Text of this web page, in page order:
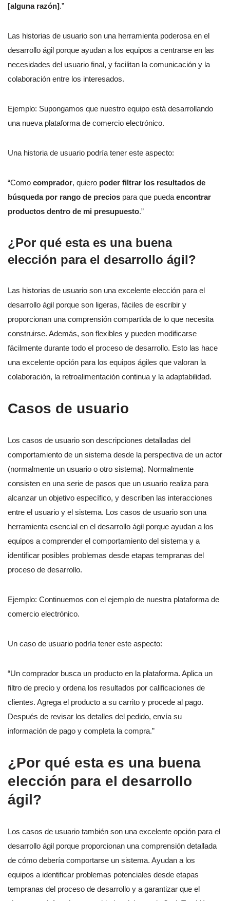
[alguna razón].”
Las historias de usuario son una herramienta poderosa en el
desarrollo ágil porque ayudan a los equipos a centrarse en las
necesidades del usuario final, y facilitan la comunicación y la
colaboración entre los interesados.
Ejemplo: Supongamos que nuestro equipo está desarrollando
una nueva plataforma de comercio electrónico.
Una historia de usuario podría tener este aspecto:
“Como comprador, quiero poder filtrar los resultados de
búsqueda por rango de precios para que pueda encontrar
productos dentro de mi presupuesto.”
¿Por qué esta es una buena
elección para el desarrollo ágil?
Las historias de usuario son una excelente elección para el
desarrollo ágil porque son ligeras, fáciles de escribir y
proporcionan una comprensión compartida de lo que necesita
construirse. Además, son flexibles y pueden modificarse
fácilmente durante todo el proceso de desarrollo. Esto las hace
una excelente opción para los equipos ágiles que valoran la
colaboración, la retroalimentación continua y la adaptabilidad.
Casos de usuario
Los casos de usuario son descripciones detalladas del
comportamiento de un sistema desde la perspectiva de un actor
(normalmente un usuario o otro sistema). Normalmente
consisten en una serie de pasos que un usuario realiza para
alcanzar un objetivo específico, y describen las interacciones
entre el usuario y el sistema. Los casos de usuario son una
herramienta esencial en el desarrollo ágil porque ayudan a los
equipos a comprender el comportamiento del sistema y a
identificar posibles problemas desde etapas tempranas del
proceso de desarrollo.
Ejemplo: Continuemos con el ejemplo de nuestra plataforma de
comercio electrónico.
Un caso de usuario podría tener este aspecto:
“Un comprador busca un producto en la plataforma. Aplica un
filtro de precio y ordena los resultados por calificaciones de
clientes. Agrega el producto a su carrito y procede al pago.
Después de revisar los detalles del pedido, envía su
información de pago y completa la compra.”
¿Por qué esta es una buena
elección para el desarrollo
ágil?
Los casos de usuario también son una excelente opción para el
desarrollo ágil porque proporcionan una comprensión detallada
de cómo debería comportarse un sistema. Ayudan a los
equipos a identificar problemas potenciales desde etapas
tempranas del proceso de desarrollo y a garantizar que el